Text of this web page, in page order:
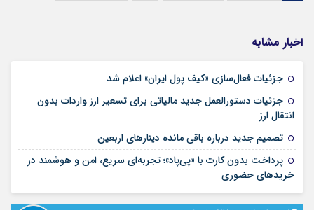
اخبار مشابه
جزئیات فعال‌سازی «کیف پول ایران» اعلام شد
جزئیات دستورالعمل جدید مالیاتی برای تسعیر ارز واردات بدون
انتقال ارز
تصمیم جدید درباره باقی مانده دینارهای اربعین
پرداخت بدون کارت با «پی‌پاد»؛ تجربه‌ای سریع، امن و هوشمند در
خریدهای حضوری